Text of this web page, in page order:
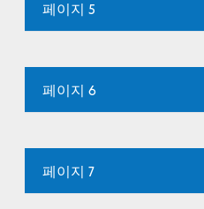
페이지 5
페이지 6
페이지 7